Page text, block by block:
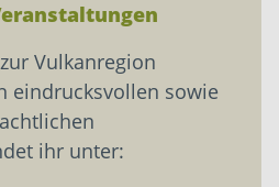
Vulkanregion
eindrucksvollen sowie
ihr unter: